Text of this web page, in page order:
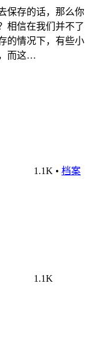
保存的话，那么你
相信在我们并不了
的情况下，有些小
而这…
1.1K • 档案
1.1K